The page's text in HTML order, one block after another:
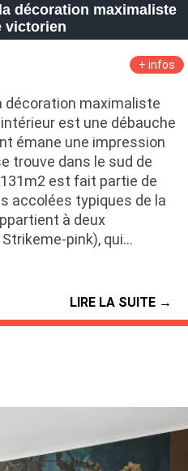
décoration maximaliste
victorien
+ infos
décoration maximaliste
est une débauche
émane une impression
trouve dans le sud de
est fait partie de
accolées typiques de la
à deux
pink), qui…
LIRE LA SUITE →